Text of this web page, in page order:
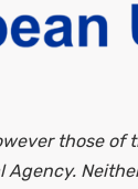
those of